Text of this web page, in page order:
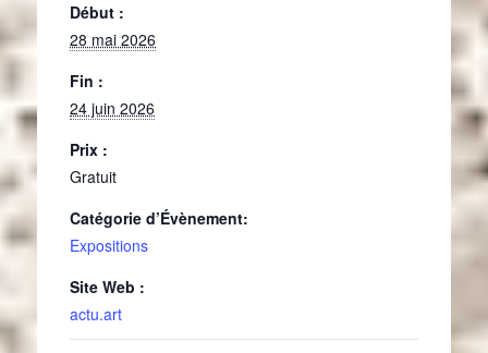
Début :
28 mai 2026
Fin :
24 juin 2026
Prix :
Gratuit
Catégorie d’Évènement:
Expositions
Site Web :
actu.art